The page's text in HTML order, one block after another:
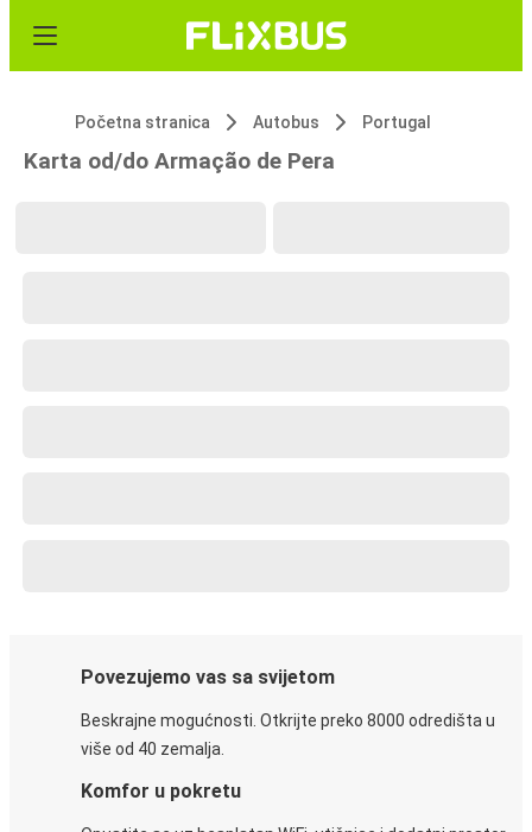
Početna stranica Autobus Portugal
Karta od/do Armação de Pera
Povezujemo vas sa svijetom
Beskrajne mogućnosti. Otkrijte preko 8000 odredišta u
više od 40 zemalja.
Komfor u pokretu